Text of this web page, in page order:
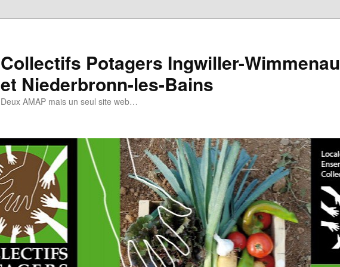
Collectifs Potagers Ingwiller-Wimmenau
et Niederbronn-les-Bains
Deux AMAP mais un seul site web…